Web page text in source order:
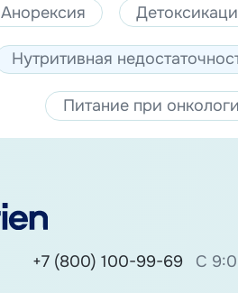
Анорексия
Нутритивная
Питание при
+7 (800) 100-99-69
С